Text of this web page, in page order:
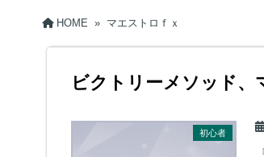
HOME » マエストロｆｘ
ビクトリーメソッド、
初心者